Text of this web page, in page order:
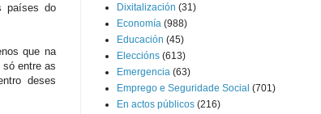
países do
que na
só entre as
deses
Dixitalización (31)
Economía (988)
Educación (45)
Eleccións (613)
Emergencia (63)
Emprego e Seguridade Social (701)
En actos públicos (216)